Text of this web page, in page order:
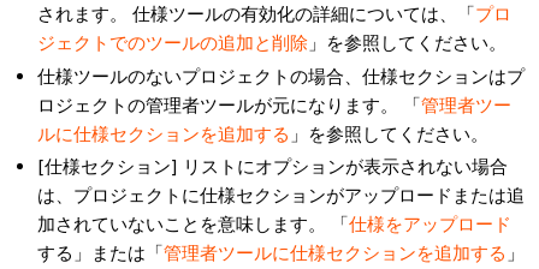
されます。
仕様ツールの有効化の詳細については、「プロ
ジェクトでのツールの追加と削除 」を参照してください。
仕様ツールのないプロジェクトの場合、仕様セクションはプ
ロジェクトの管理者ツールが元になります。 「管理者ツー
ルに仕様セクションを追加する 」を参照してください。
[仕様セクション] リストにオプションが表示されない場合
は、プロジェクトに仕様セクションがアップロードまたは追
加されていないことを意味します。 「仕様をアップロード
する」または「管理者ツールに仕様セクションを追加する 」